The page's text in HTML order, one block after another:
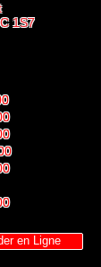
1S7
en Ligne